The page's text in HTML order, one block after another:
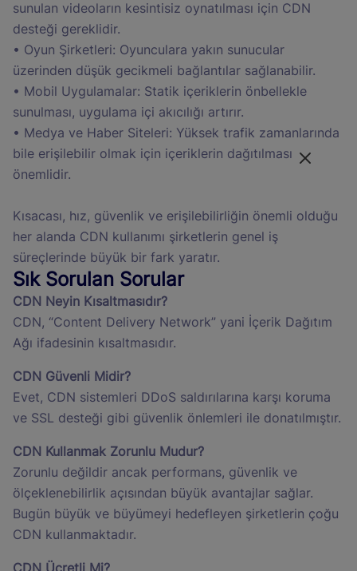
sunulan videoların kesintisiz oynatılması için CDN
desteği gereklidir.
• Oyun Şirketleri: Oyunculara yakın sunucular
üzerinden düşük gecikmeli bağlantılar sağlanabilir.
• Mobil Uygulamalar: Statik içeriklerin önbellekle
sunulması, uygulama içi akıcılığı artırır.
• Medya ve Haber Siteleri: Yüksek trafik zamanlarında
bile erişilebilir olmak için içeriklerin dağıtılması
önemlidir.
Kısacası, hız, güvenlik ve erişilebilirliğin önemli olduğu
her alanda CDN kullanımı şirketlerin genel iş
süreçlerinde büyük bir fark yaratır.
Sık Sorulan Sorular
CDN Neyin Kısaltmasıdır?
CDN, “Content Delivery Network” yani İçerik Dağıtım
Ağı ifadesinin kısaltmasıdır.
CDN Güvenli Midir?
Evet, CDN sistemleri DDoS saldırılarına karşı koruma
ve SSL desteği gibi güvenlik önlemleri ile donatılmıştır.
CDN Kullanmak Zorunlu Mudur?
Zorunlu değildir ancak performans, güvenlik ve
ölçeklenebilirlik açısından büyük avantajlar sağlar.
Bugün büyük ve büyümeyi hedefleyen şirketlerin çoğu
CDN kullanmaktadır.
CDN Ücretli Mi?